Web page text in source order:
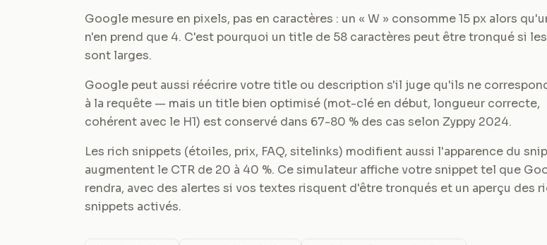
Google mesure en pixels, pas en caractères : un « W » consomme 15 px alors
n'en prend que 4. C'est pourquoi un title de 58 caractères peut être tronqué si
sont larges.
Google peut aussi réécrire votre title ou description s'il juge qu'ils ne
à la requête — mais un title bien optimisé (mot-clé en début, longueur correcte,
cohérent avec le H1) est conservé dans 67-80 % des cas selon Zyppy 2024.
Les rich snippets (étoiles, prix, FAQ, sitelinks) modifient aussi l'apparence du
augmentent le CTR de 20 à 40 %. Ce simulateur affiche votre snippet tel que
rendra, avec des alertes si vos textes risquent d'être tronqués et un aperçu des
snippets activés.